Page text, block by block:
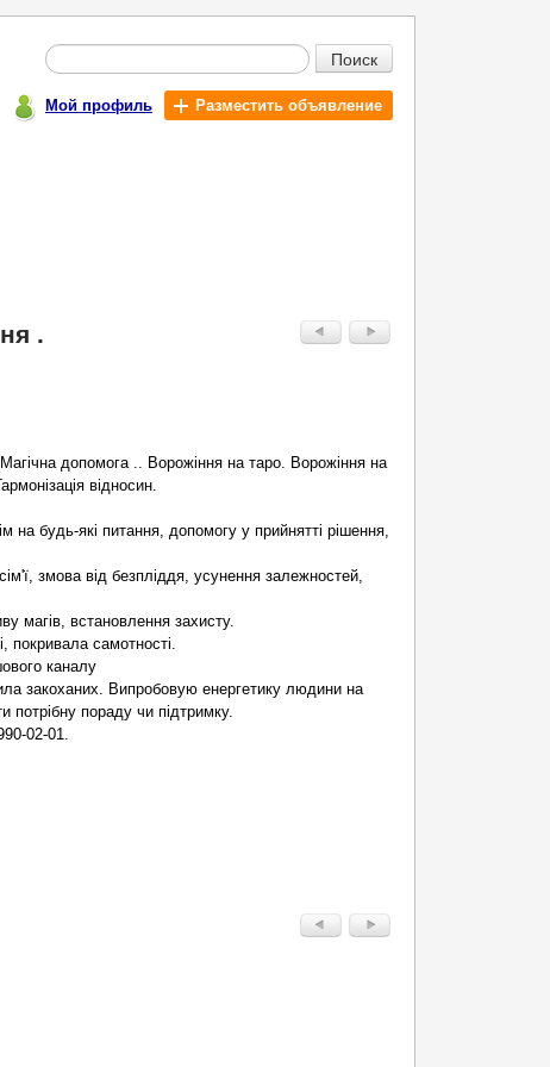
Поиск
Мой профиль Разместить объявление
.
допомога .. Ворожіння на таро. Ворожіння на
відносин.
будь-які питання, допомогу у прийнятті рішення,
змова від безпліддя, усунення залежностей,
магів, встановлення захисту.
покривала самотності.
каналу
закоханих. Випробовую енергетику людини на
потрібну пораду чи підтримку.
02-01.